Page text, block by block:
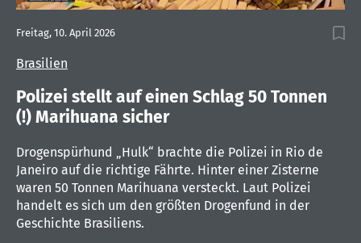
seconds
of
minute,
seconds
Brasilien
Freitag, 10. April 2026
Polizei stellt auf einen Schlag 50 Tonnen
(!) Marihuana sicher
Drogenspürhund „Hulk“ brachte die Polizei in Rio de
Janeiro auf die richtige Fährte. Hinter einer Zisterne
waren 50 Tonnen Marihuana versteckt. Laut Polizei
handelt es sich um den größten Drogenfund in der
Geschichte Brasiliens.